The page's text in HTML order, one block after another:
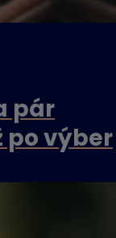
pár
po výber